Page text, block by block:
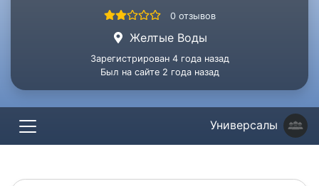
0 отзывов
Желтые Воды
Зарегистрирован 4 года назад
Был на сайте 2 года назад
Универсалы